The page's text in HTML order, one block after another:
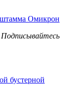
штамма Омикрон
Подписывайтесь
бустерной